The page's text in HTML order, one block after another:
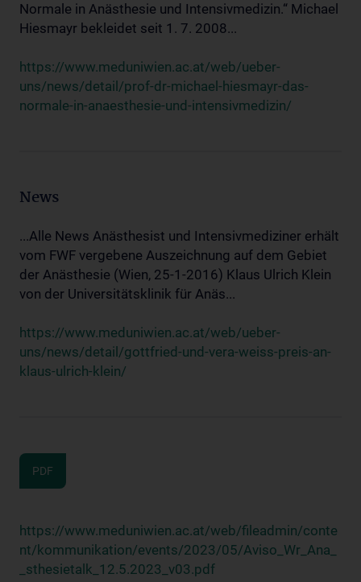
Normale in Anästhesie und Intensivmedizin.“ Michael
Hiesmayr bekleidet seit 1. 7. 2008...
https://www.meduniwien.ac.at/web/ueber-
uns/news/detail/prof-dr-michael-hiesmayr-das-
normale-in-anaesthesie-und-intensivmedizin/
News
...Alle News Anästhesist und Intensivmediziner erhält
vom FWF vergebene Auszeichnung auf dem Gebiet
der Anästhesie (Wien, 25-1-2016) Klaus Ulrich Klein
von der Universitätsklinik für Anäs...
https://www.meduniwien.ac.at/web/ueber-
uns/news/detail/gottfried-und-vera-weiss-preis-an-
klaus-ulrich-klein/
PDF
https://www.meduniwien.ac.at/web/fileadmin/conte
nt/kommunikation/events/2023/05/Aviso_Wr_Ana_
_sthesietalk_12.5.2023_v03.pdf